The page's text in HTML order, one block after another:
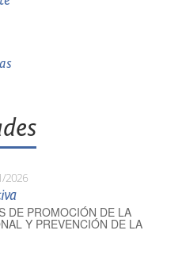
2026
DE PROMOCIÓN DE LA
Y PREVENCIÓN DE LA